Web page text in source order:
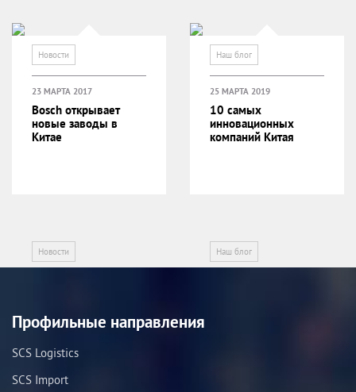
Новости Наш блог
Новости
23 МАРТА 2017
Bosch открывает
новые заводы в
Китае
Наш блог
25 МАРТА 2019
10 самых
инновационных
компаний Китая
Профильные направления
SCS Logistics
SCS Import